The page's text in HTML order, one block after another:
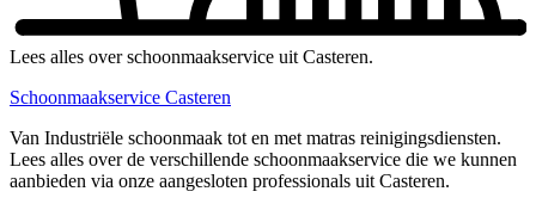
Lees alles over schoonmaakservice uit Casteren.
Schoonmaakservice Casteren
Van Industriële schoonmaak tot en met matras reinigingsdiensten.
Lees alles over de verschillende schoonmaakservice die we kunnen
aanbieden via onze aangesloten professionals uit Casteren.